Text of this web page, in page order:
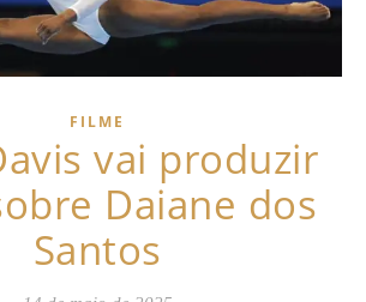
FILME
vai produzir
Daiane dos
Santos